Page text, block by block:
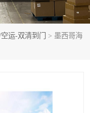
运-双清到门
> 墨西哥海